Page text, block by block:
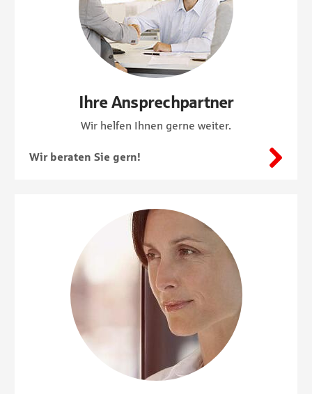
Ihre Ansprechpartner
Wir helfen Ihnen gerne weiter.